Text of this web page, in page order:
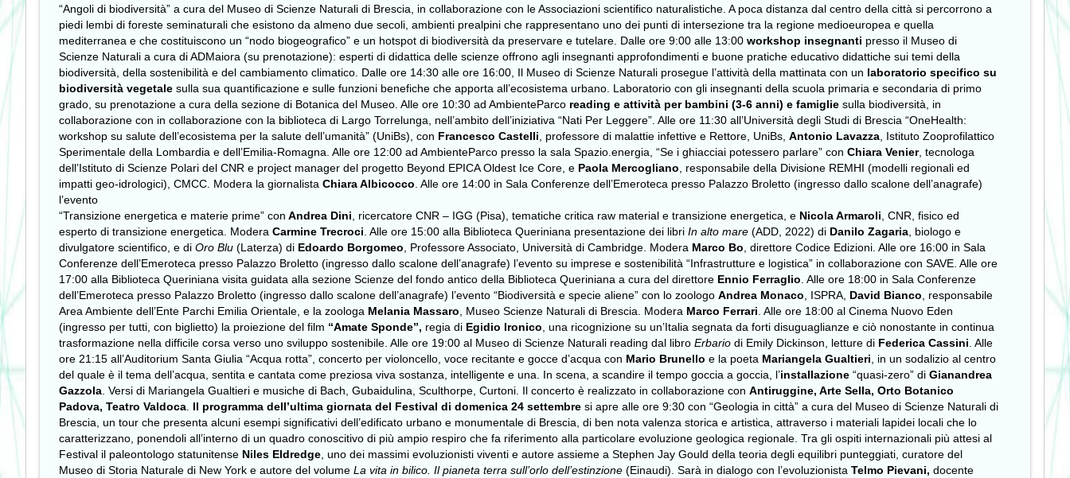
“Angoli di biodiversità” a cura del Museo di Scienze Naturali di Brescia, in collaborazione con le Associazioni scientifico naturalistiche. A poca distanza dal centro della città si percorrono a
piedi lembi di foreste seminaturali che esistono da almeno due secoli, ambienti prealpini che rappresentano uno dei punti di intersezione tra la regione medioeuropea e quella
mediterranea e che costituiscono un “nodo biogeografico” e un hotspot di biodiversità da preservare e tutelare. Dalle ore 9:00 alle 13:00 workshop insegnanti presso il Museo di
Scienze Naturali a cura di ADMaiora (su prenotazione): esperti di didattica delle scienze offrono agli insegnanti approfondimenti e buone pratiche educativo didattiche sui temi della
biodiversità, della sostenibilità e del cambiamento climatico. Dalle ore 14:30 alle ore 16:00, Il Museo di Scienze Naturali prosegue l’attività della mattinata con un laboratorio specifico su
biodiversità vegetale sulla sua quantificazione e sulle funzioni benefiche che apporta all’ecosistema urbano. Laboratorio con gli insegnanti della scuola primaria e secondaria di primo
grado, su prenotazione a cura della sezione di Botanica del Museo. Alle ore 10:30 ad AmbienteParco reading e attività per bambini (3-6 anni) e famiglie sulla biodiversità, in
collaborazione con in collaborazione con la biblioteca di Largo Torrelunga, nell’ambito dell’iniziativa “Nati Per Leggere”. Alle ore 11:30 all’Università degli Studi di Brescia “OneHealth:
workshop su salute dell’ecosistema per la salute dell’umanità” (UniBs), con Francesco Castelli , professore di malattie infettive e Rettore, UniBs, Antonio Lavazza , Istituto Zooprofilattico
Sperimentale della Lombardia e dell’Emilia-Romagna. Alle ore 12:00 ad AmbienteParco presso la sala Spazio.energia, “Se i ghiacciai potessero parlare” con Chiara Venier, tecnologa
dell’Istituto di Scienze Polari del CNR e project manager del progetto Beyond EPICA Oldest Ice Core, e Paola Mercogliano , responsabile della Divisione REMHI (modelli regionali ed
impatti geo-idrologici), CMCC. Modera la giornalista Chiara Albicocco . Alle ore 14:00 in Sala Conferenze dell’Emeroteca presso Palazzo Broletto (ingresso dallo scalone dell’anagrafe)
l’evento
“Transizione energetica e materie prime” con Andrea Dini , ricercatore CNR – IGG (Pisa), tematiche critica raw material e transizione energetica, e Nicola Armaroli , CNR, fisico ed
esperto di transizione energetica. Modera Carmine Trecroci . Alle ore 15:00 alla Biblioteca Queriniana presentazione dei libri In alto mare (ADD, 2022) di Danilo Zagaria , biologo e
divulgatore scientifico, e di Oro Blu (Laterza) di Edoardo Borgomeo Professore Associato, Università di Cambridge. Modera Marco Bo direttore Codice Edizioni. Alle ore 16:00 in Sala
Conferenze dell’Emeroteca presso Palazzo Broletto (ingresso dallo scalone dell’anagrafe) l’evento su imprese e sostenibilità “Infrastrutture e logistica” in collaborazione con SAVE. Alle ore
17:00 alla Biblioteca Queriniana visita guidata alla sezione Scienze del fondo antico della Biblioteca Queriniana a cura del direttore Ennio Ferraglio . Alle ore 18:00 in Sala Conferenze
dell’Emeroteca presso Palazzo Broletto (ingresso dallo scalone dell’anagrafe) l’evento “Biodiversità e specie aliene” con lo zoologo Andrea Monaco , ISPRA, David Bianco
responsabile
Area Ambiente dell’Ente Parchi Emilia Orientale, e la zoologa Melania Massaro , Museo Scienze Naturali di Brescia. Modera Marco Ferrari . Alle ore 18:00 al Cinema Nuovo Eden
(ingresso per tutti, con biglietto) la proiezione del film “Amate Sponde”, regia di Egidio Ironico , una ricognizione su un’Italia segnata da forti disuguaglianze e ciò nonostante in continua
trasformazione nella difficile corsa verso uno sviluppo sostenibile. Alle ore 19:00 al Museo di Scienze Naturali reading dal libro Erbario di Emily Dickinson, letture di Federica Cassini . Alle
ore 21:15 all’Auditorium Santa Giulia “Acqua rotta”, concerto per violoncello, voce recitante e gocce d’acqua con Mario Brunello e la poeta Mariangela Gualtieri , in un sodalizio al centro
del quale è il tema dell’acqua, sentita e cantata come preziosa viva sostanza, intelligente e una. In scena, a scandire il tempo goccia a goccia, l’installazione “quasi-zero” di Gianandrea
Gazzola . Versi di Mariangela Gualtieri e musiche di Bach, Gubaidulina, Sculthorpe, Curtoni. Il concerto è realizzato in collaborazione con Antiruggine, Arte Sella, Orto Botanico
Padova, Teatro Valdoca Il programma dell’ultima giornata del Festival di domenica 24 settembre si apre alle ore 9:30 con “Geologia in città” a cura del Museo di Scienze Naturali di
Brescia, un tour che presenta alcuni esempi significativi dell’edificato urbano e monumentale di Brescia, di ben nota valenza storica e artistica, attraverso i materiali lapidei locali che lo
caratterizzano, ponendoli all’interno di un quadro conoscitivo di più ampio respiro che fa riferimento alla particolare evoluzione geologica regionale. Tra gli ospiti internazionali più attesi al
Festival il paleontologo statunitense Niles Eldredge , uno dei massimi evoluzionisti viventi e autore assieme a Stephen Jay Gould della teoria degli equilibri punteggiati, curatore del
Museo di Storia Naturale di New York e autore del volume La vita in bilico. Il pianeta terra sull’orlo dell’estinzione (Einaudi). Sarà in dialogo con l’evoluzionista Telmo Pievani, docente